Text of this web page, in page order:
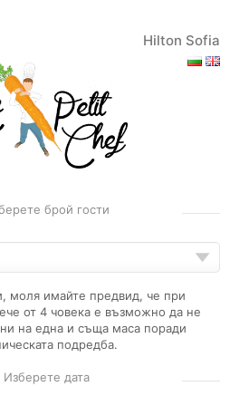
Hilton Sofia
брой гости
моля имайте предвид, че при
от 4 човека е възможно да не
на една и съща маса поради
подредба.
Изберете дата